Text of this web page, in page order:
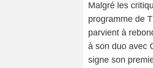
Malgré les
programme de
parvient à
à son duo avec
signe son